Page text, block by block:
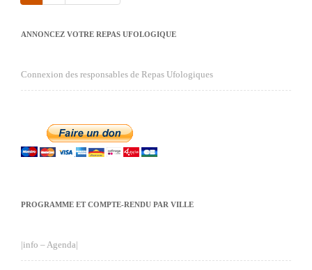
ANNONCEZ VOTRE REPAS UFOLOGIQUE
Connexion des responsables de Repas Ufologiques
PROGRAMME ET COMPTE-RENDU PAR VILLE
|info – Agenda|